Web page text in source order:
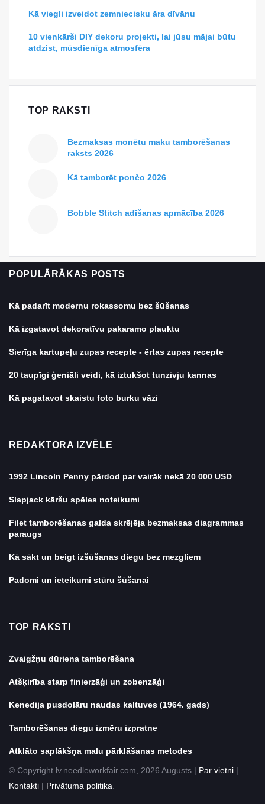
Kā viegli izveidot zemniecisku āra dīvānu
10 vienkārši DIY dekoru projekti, lai jūsu mājai būtu
atdzist, mūsdienīga atmosfēra
TOP RAKSTI
Bezmaksas monētu maku tamborēšanas
raksts 2026
Kā tamborēt pončo 2026
Bobble Stitch adīšanas apmācība 2026
POPULĀRĀKAS POSTS
Kā padarīt modernu rokassomu bez šūšanas
Kā izgatavot dekoratīvu pakaramo plauktu
Sierīga kartupeļu zupas recepte - ērtas zupas recepte
20 taupīgi ģeniāli veidi, kā iztukšot tunzivju kannas
Kā pagatavot skaistu foto burku vāzi
REDAKTORA IZVĒLE
1992 Lincoln Penny pārdod par vairāk nekā 20 000 USD
Slapjack kāršu spēles noteikumi
Filet tamborēšanas galda skrējēja bezmaksas diagrammas
paraugs
Kā sākt un beigt izšūšanas diegu bez mezgliem
Padomi un ieteikumi stūru šūšanai
TOP RAKSTI
Zvaigžņu dūriena tamborēšana
Atšķirība starp finierzāģi un zobenzāģi
Kenedija pusdolāru naudas kaltuves (1964. gads)
Tamborēšanas diegu izmēru izpratne
Atklāto saplākšņa malu pārklāšanas metodes
© Copyright lv.needleworkfair.com, 2026 Augusts | Par vietni |
Kontakti | Privātuma politika